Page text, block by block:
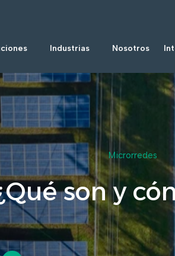
Industrias Nosotros
Microrredes
son y